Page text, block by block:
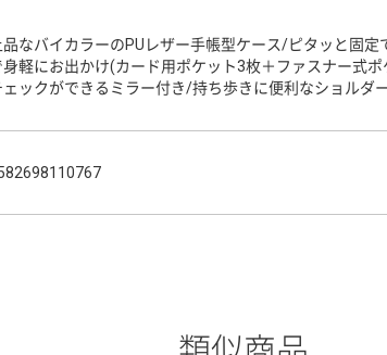
品なバイカラーのPUレザー手帳型ケース/ピタッと固
身軽にお出かけ(カード用ポケット3枚＋ファスナー式
ェックができるミラー付き/持ち歩きに便利なショルダ